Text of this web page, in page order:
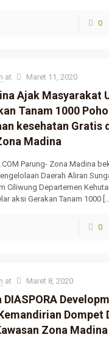
0
at Maret 11, 2020
Ajak Masyarakat
Tanam 1000
kesehatan Gratis
Madina
Parung- Zona Madina
Daerah Aliran
Ciliwung Departemen
aksi Gerakan Tanam 1000 […]
0
at Maret 8, 2020
DIASPORA
Dompet
Zona Madina